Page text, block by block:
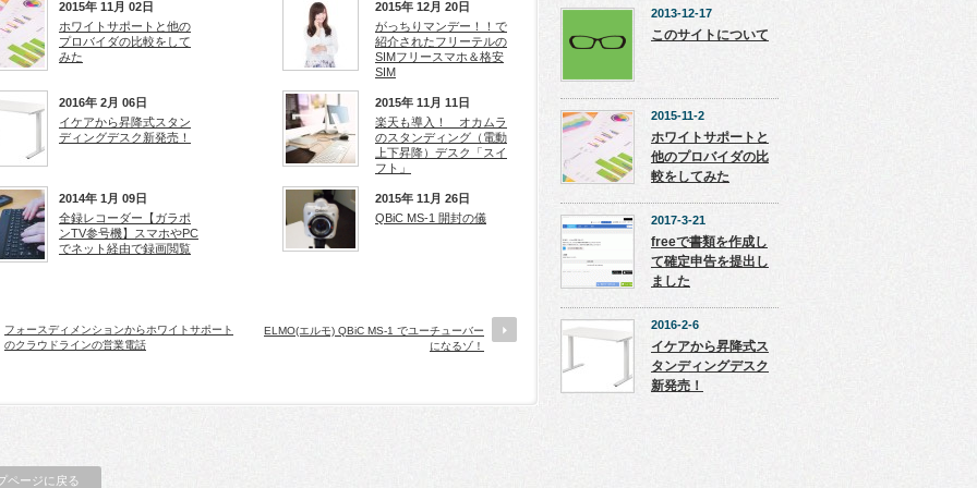
2015年 11月 02日
ホワイトサポートと他の
プロバイダの比較をして
みた
2015年 12月 20日
がっちりマンデー！！で
紹介されたフリーテルの
SIMフリースマホ＆格安
SIM
2016年 2月 06日
イケアから昇降式スタン
ディングデスク新発売！
2015年 11月 11日
楽天も導入！ オカムラ
のスタンディング（電動
上下昇降）デスク「スイ
フト」
2014年 1月 09日
全録レコーダー【ガラポ
ンTV参号機】スマホやPC
でネット経由で録画閲覧
2015年 11月 26日
QBiC MS-1 開封の儀
フォースディメンションからホワイトサポート
のクラウドラインの営業電話
ELMO(エルモ) QBiC MS-1 でユーチューバー
になるゾ！
ページに戻る
2013-12-17
このサイトについて
2015-11-2
ホワイトサポートと
他のプロバイダの比
較をしてみた
2017-3-21
freeで書類を作成し
て確定申告を提出し
ました
2016-2-6
イケアから昇降式ス
タンディングデスク
新発売！